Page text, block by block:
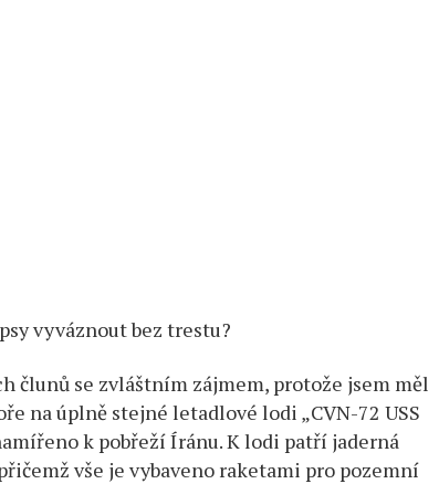
vyváznout bez trestu?
člunů se zvláštním zájmem, protože jsem měl
na úplně stejné letadlové lodi „CVN-72 USS
k pobřeží Íránu. K lodi patří jaderná
vše je vybaveno raketami pro pozemní